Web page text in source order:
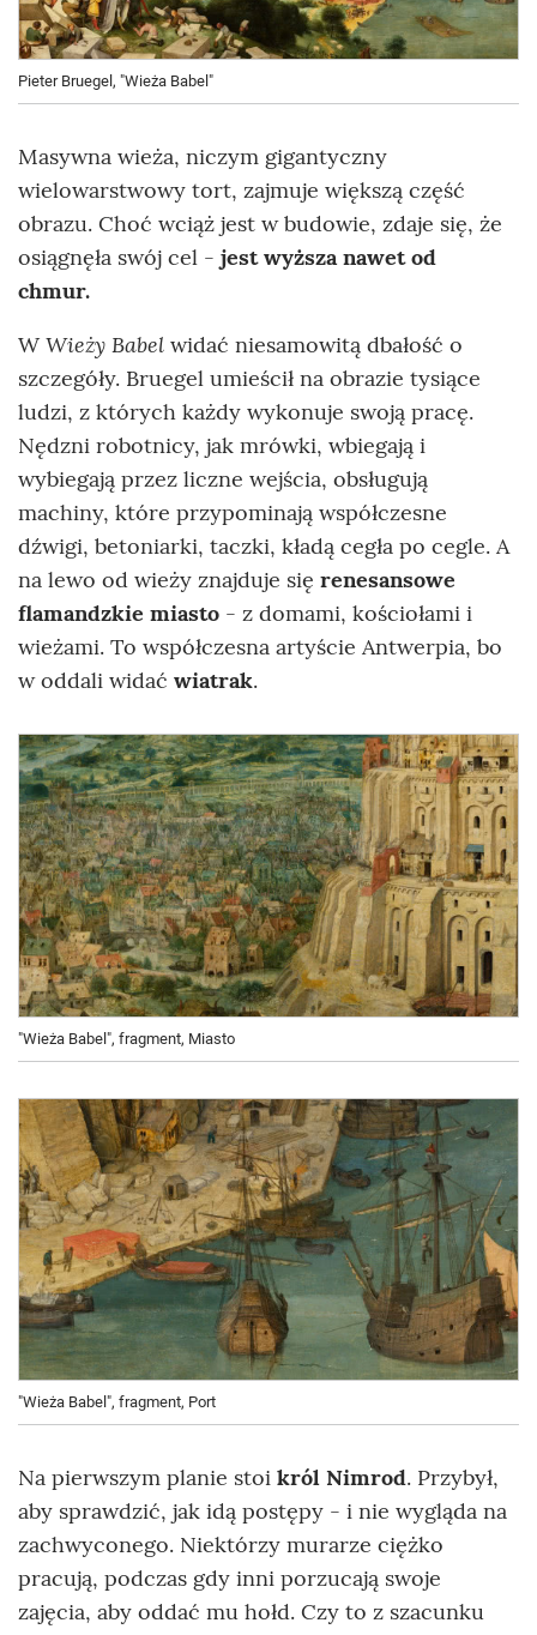
Pieter Bruegel, "Wieża Babel"
Masywna wieża, niczym gigantyczny
wielowarstwowy tort, zajmuje większą część
obrazu. Choć wciąż jest w budowie, zdaje się, że
osiągnęła swój cel - jest wyższa nawet od
chmur.
WWieży Babel widać niesamowitą dbałość o
szczegóły. Bruegel umieścił na obrazie tysiące
ludzi, z których każdy wykonuje swoją pracę.
Nędzni robotnicy, jak mrówki, wbiegają i
wybiegają przez liczne wejścia, obsługują
machiny, które przypominają współczesne
dźwigi, betoniarki, taczki, kładą cegła po cegle. A
na lewo od wieży znajduje się renesansowe
flamandzkie miasto - z domami, kościołami i
wieżami. To współczesna artyście Antwerpia, bo
w oddali widać wiatrak.
"Wieża Babel", fragment, Miasto
"Wieża Babel", fragment, Port
Na pierwszym planie stoi król Nimrod. Przybył,
aby sprawdzić, jak idą postępy - i nie wygląda na
zachwyconego. Niektórzy murarze ciężko
pracują, podczas gdy inni porzucają swoje
zajęcia, aby oddać mu hołd. Czy to z szacunku